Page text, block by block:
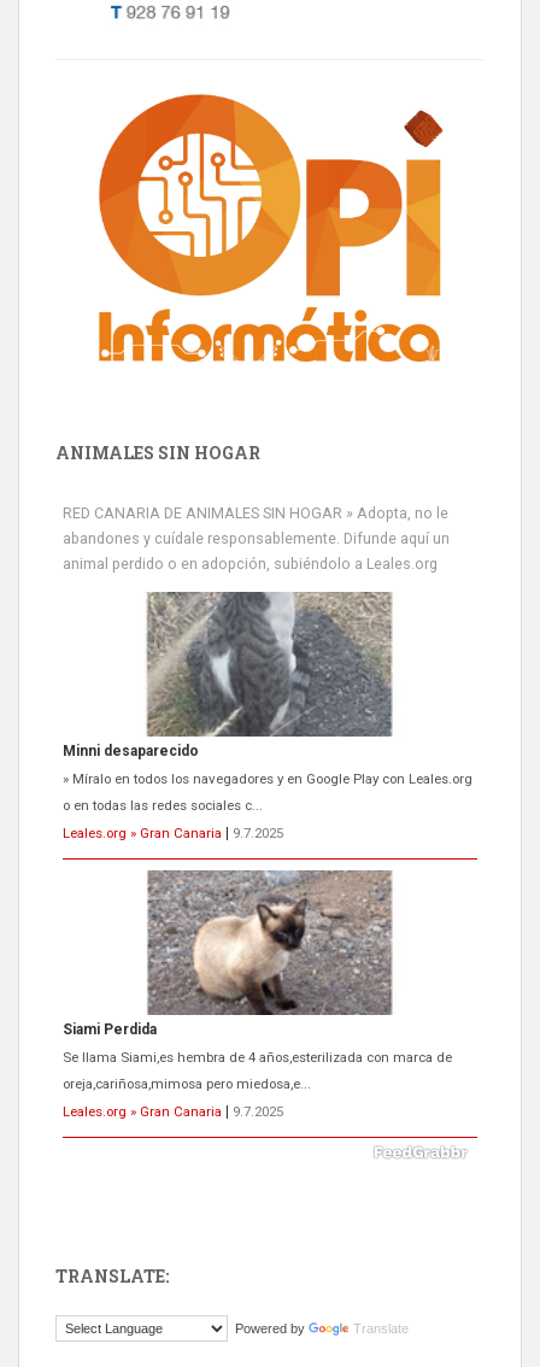
ANIMALES SIN HOGAR
RED CANARIA DE ANIMALES SIN HOGAR » Adopta, no le
abandones y cuídale responsablemente. Difunde aquí un
animal perdido o en adopción, subiéndolo a Leales.org
Siami Perdida
Se llama Siami,es hembra de 4 años,esterilizada con marca de
oreja,cariñosa,mimosa pero miedosa,e...
Leales.org » Gran Canaria
9.7.2025
ADOPCIÓN URGENTE GATA TEROR GRAN CANARIA
El ayuntamiento se va a llevar a Los Gatos callejeros de la zona los
próximos días, ella incluida...
Leales.org » Gran Canaria
9.7.2025
Este gato macho ha aparecido en la calle hace menos de un mes,
TRANSLATE:
Powered by Translate